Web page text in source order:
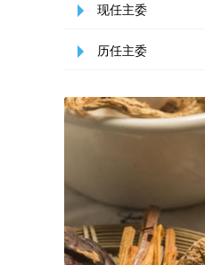
现任主委
历任主委